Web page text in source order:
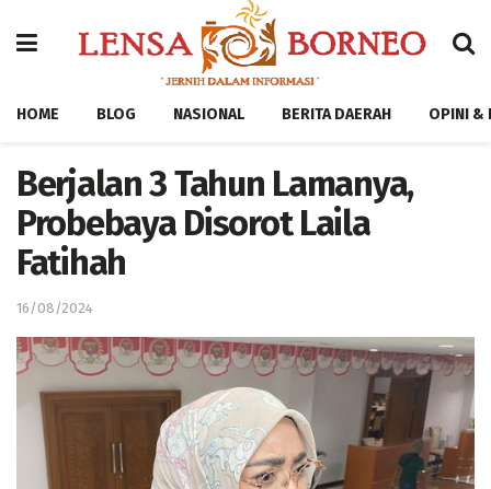
HOME BLOG NASIONAL BERITA DAERAH OPINI &
Berjalan 3 Tahun Lamanya,
Probebaya Disorot Laila
Fatihah
16/08/2024